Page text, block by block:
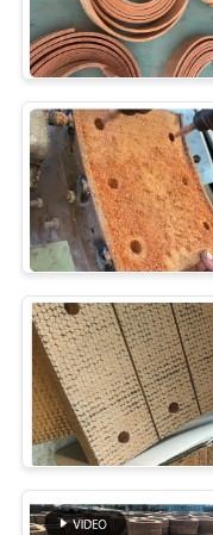
SITE
PRIVACY
POLICY